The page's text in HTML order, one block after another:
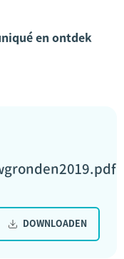
en ontdek
DOWNLOADEN